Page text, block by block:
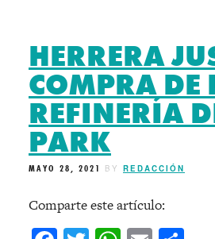
HERRERA
COMPRA DE
REFINERÍA
PARK
MAYO 28, 2021 BY REDACCIÓN
Comparte este artículo: